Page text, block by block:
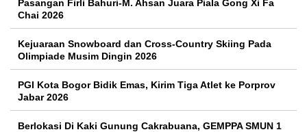
Pasangan Firli Bahuri-M. Ahsan Juara Piala Gong Xi Fa
Chai 2026
Kejuaraan Snowboard dan Cross-Country Skiing Pada
Olimpiade Musim Dingin 2026
PGI Kota Bogor Bidik Emas, Kirim Tiga Atlet ke Porprov
Jabar 2026
Berlokasi Di Kaki Gunung Cakrabuana, GEMPPA SMUN 1